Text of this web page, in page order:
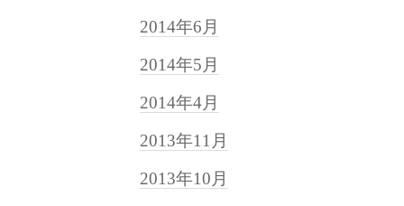
2014年6月
2014年5月
2014年4月
2013年11月
2013年10月